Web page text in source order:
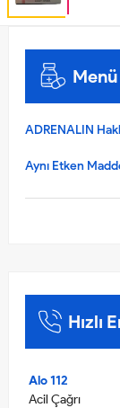
Menü
ADRENALIN
Aynı Etken
Hızlı
Alo 112
Acil Çağrı